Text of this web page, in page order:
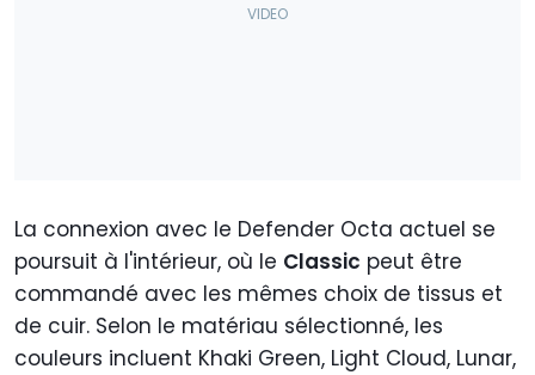
La connexion avec le Defender Octa actuel se
poursuit à l'intérieur, où le Classic peut être
commandé avec les mêmes choix de tissus et
de cuir. Selon le matériau sélectionné, les
couleurs incluent Khaki Green, Light Cloud, Lunar,